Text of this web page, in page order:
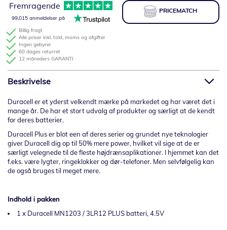
PRICEMATCH
Billig fragt
Alle priser inkl. told, moms og afgifter
Ingen gebyrer
60 dages returret
12 måneders GARANTI
Fremragende
99,015 anmeldelser på
Beskrivelse
Duracell er et yderst velkendt mærke på markedet og har været det i
mange år. De har et stort udvalg af produkter og særligt at de kendt
for deres batterier.
Duracell Plus er blot een af deres serier og grundet nye teknologier
giver Duracell dig op til 50% mere power, hvilket vil sige at de er
særligt velegnede til de fleste højdrænsaplikationer. I hjemmet kan det
f.eks. være lygter, ringeklokker og dør-telefoner. Men selvfølgelig kan
de også bruges til meget mere.
Indhold i pakken
1 x Duracell MN1203 / 3LR12 PLUS batteri, 4.5V